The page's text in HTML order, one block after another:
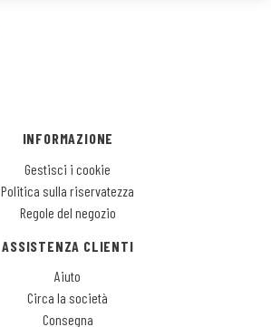
INFORMAZIONE
Gestisci i cookie
Politica sulla riservatezza
Regole del negozio
ASSISTENZA CLIENTI
Aiuto
Circa la società
Consegna